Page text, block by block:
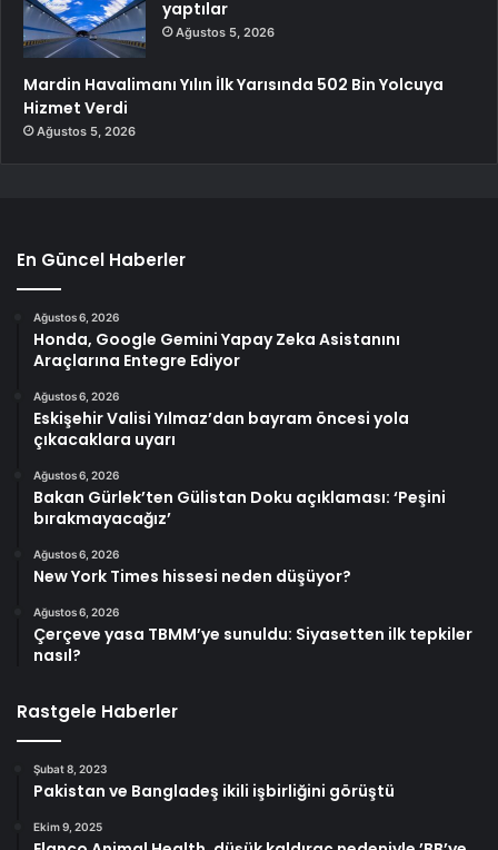
yaptılar
Ağustos 5, 2026
Mardin Havalimanı Yılın İlk Yarısında 502 Bin Yolcuya
Hizmet Verdi
Ağustos 5, 2026
En Güncel Haberler
Ağustos 6, 2026
Honda, Google Gemini Yapay Zeka Asistanını
Araçlarına Entegre Ediyor
Ağustos 6, 2026
Eskişehir Valisi Yılmaz’dan bayram öncesi yola
çıkacaklara uyarı
Ağustos 6, 2026
Bakan Gürlek’ten Gülistan Doku açıklaması: ‘Peşini
bırakmayacağız’
Ağustos 6, 2026
New York Times hissesi neden düşüyor?
Ağustos 6, 2026
Çerçeve yasa TBMM’ye sunuldu: Siyasetten ilk tepkiler
nasıl?
Rastgele Haberler
Şubat 8, 2023
Pakistan ve Bangladeş ikili işbirliğini görüştü
Ekim 9, 2025